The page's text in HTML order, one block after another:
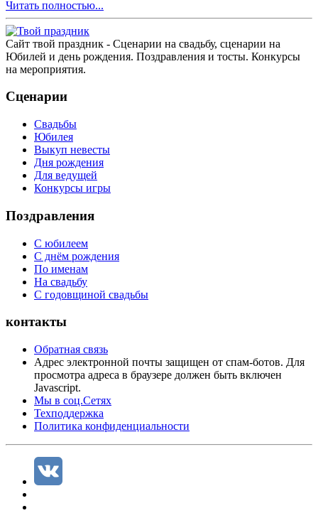
Читать полностью...
Сайт твой праздник - Сценарии на свадьбу, сценарии на
Юбилей и день рождения. Поздравления и тосты. Конкурсы
на мероприятия.
Сценарии
Свадьбы
Юбилея
Выкуп невесты
Дня рождения
Для ведущей
Конкурсы игры
Поздравления
С юбилеем
С днём рождения
По именам
На свадьбу
С годовщиной свадьбы
контакты
Обратная связь
Адрес электронной почты защищен от спам-ботов. Для
просмотра адреса в браузере должен быть включен
Javascript.
Мы в соц.Сетях
Техподдержка
Политика конфиденциальности